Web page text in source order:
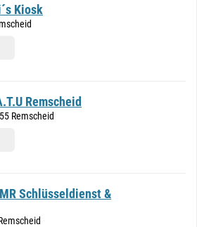
Kiosk
Remscheid
Remscheid
Schlüsseldienst &